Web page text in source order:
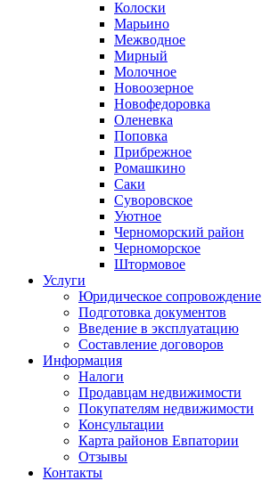
Колоски
Марьино
Межводное
Мирный
Молочное
Новоозерное
Новофедоровка
Оленевка
Поповка
Прибрежное
Ромашкино
Саки
Суворовское
Уютное
Черноморский район
Черноморское
Штормовое
Услуги
Юридическое сопровождение
Подготовка документов
Введение в эксплуатацию
Составление договоров
Информация
Налоги
Продавцам недвижимости
Покупателям недвижимости
Консультации
Карта районов Евпатории
Отзывы
Контакты